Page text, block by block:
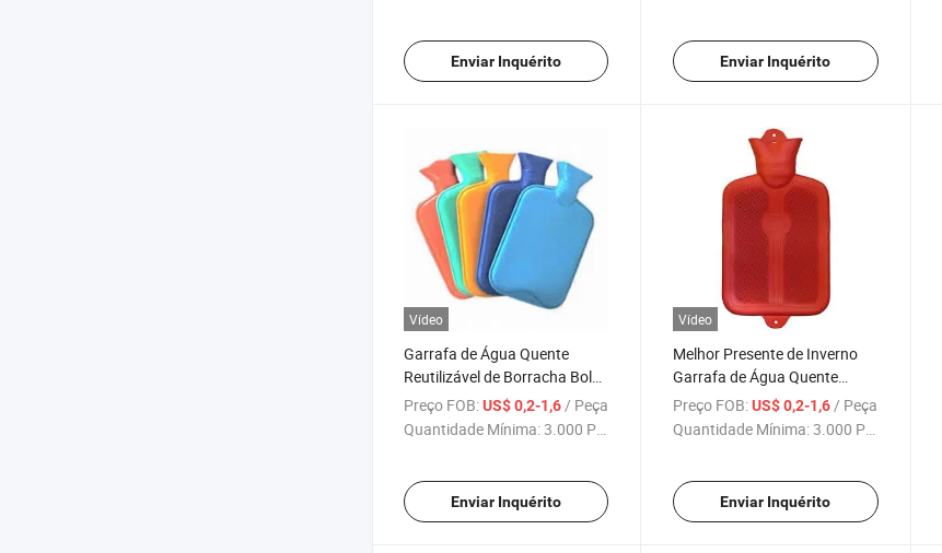
Enviar Inquérito Enviar Inquérito
Vídeo
Garrafa de Água Quente
Reutilizável de Borracha Bolsa
Quente de Água Compressa
com Capa de Tecido de
Preço FOB:US$ 0,2-1,6/ Peça
Quantidade Mínima:3.000 Peças
Enviar Inquérito
Vídeo
Melhor Presente de Inverno
Garrafa de Água Quente
Plástica Isolada Aquecedor de
Mão à Prova de Explosão
Preço FOB: US$ 0,2-1,6/ Peça
Quantidade Mínima:3.000 Peças
Enviar Inquérito